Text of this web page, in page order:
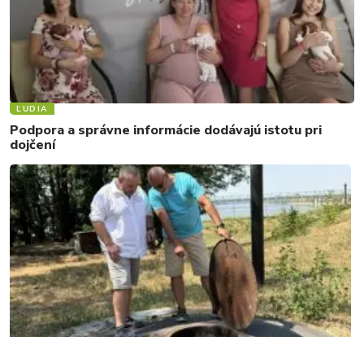
ĽUDIA
Podpora a správne informácie dodávajú istotu pri
dojčení